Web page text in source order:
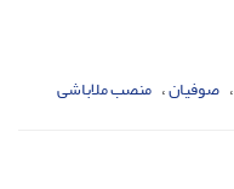
صوفیان منصب ملاباشی